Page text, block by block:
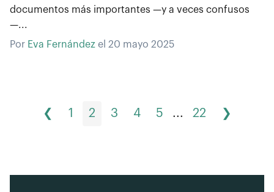
documentos más importantes —y a veces confusos
—...
Por Eva Fernández el 20 mayo 2025
❮ 1 2 3 4 5 ... 22 ❯